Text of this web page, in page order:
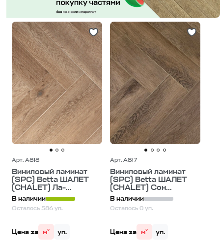
Арт. A818
Виниловый ламинат
(SPC) Betta ШАЛЕТ
(CHALET) Ла-...
В наличии
Осталось 586 уп.
Цена за м² уп.
Арт. A817
Виниловый ламинат
(SPC) Betta ШАЛЕТ
(CHALET) Сон...
В наличии
Осталось 0 уп.
Цена за м² уп.